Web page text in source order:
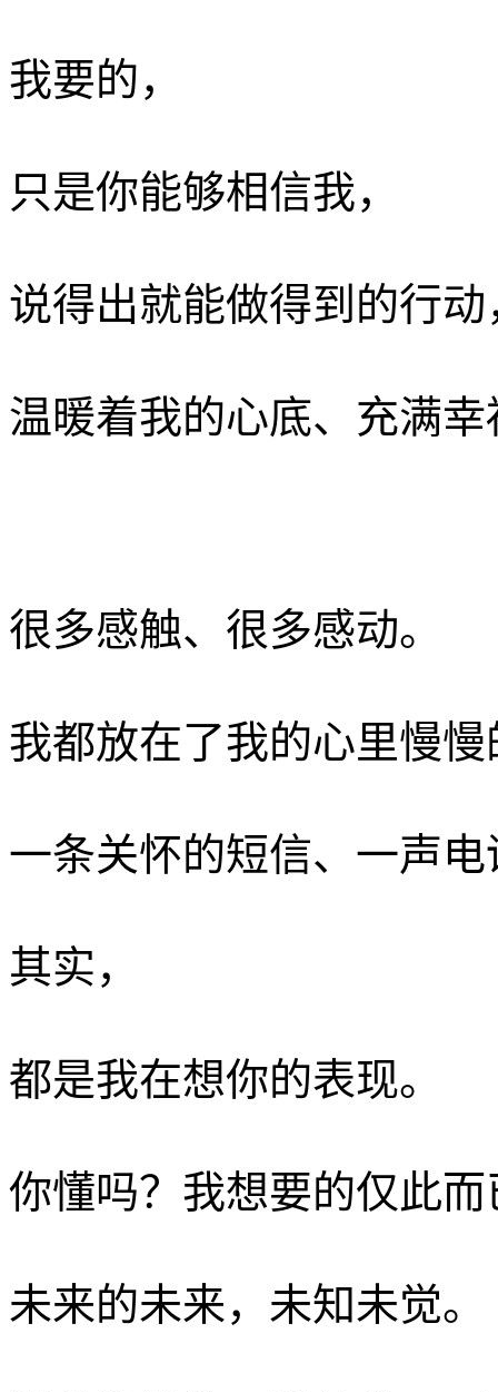
我要的，
只是你能够相信我，­
说得出就能做得到的行动
温暖着我的心底、充满
很多感触、很多感动。
我都放在了我的心里慢
一条关怀的短信、一声
其实，
都是我在想你的表现。­
你懂吗？我想要的仅此
未来的未来，未知未觉。